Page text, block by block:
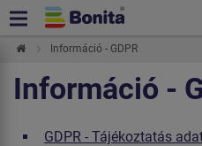
Információ - GDPR
Információ -
GDPR - Tájékoztatás